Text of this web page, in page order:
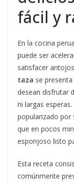
fácil y
En la cocina
puede ser
satisfacer
taza se
desean disfrutar
ni largas
popularizado por
que en pocos
esponjoso listo
Esta receta
comúnmente